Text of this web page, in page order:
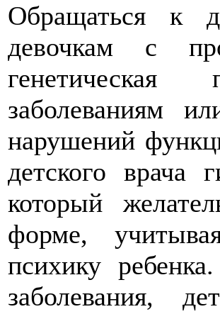
Обращаться к
девочкам с
генетическая
заболеваниям
нарушений
детского врача
который
форме,
психику
заболевания,